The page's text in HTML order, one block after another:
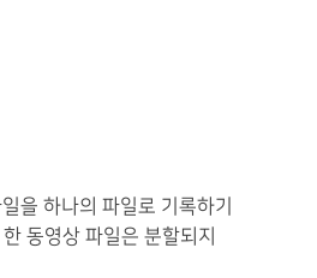
을 하나의 파일로 기록하기
동영상 파일은 분할되지